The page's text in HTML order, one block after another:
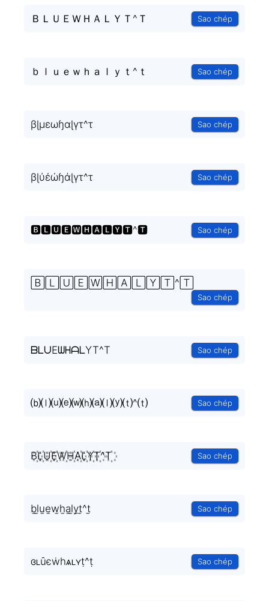
ＢＬＵＥＷＨＡＬＹＴ^Ｔ Sao chép
ｂｌｕｅｗｈａｌｙｔ^ｔ Sao chép
βɭμεωɧαɭγτ^τ Sao chép
βɭύέώɧάɭγτ^τ Sao chép
🅱🅻🆄🅴🆆🅷🅰🅻🆈🆃^🆃 Sao chép
🄱🄻🅄🄴🅆🄷🄰🄻🅈🅃^🅃
Sao chép
ᗷᒪᑌEᗯᕼᗩᒪYT^T Sao chép
⒝⒧⒰⒠⒲⒣⒜⒧⒴⒯^⒯ Sao chép
B꙰L꙰U꙰E꙰W꙰H꙰A꙰L꙰Y꙰T꙰^T꙰ Sao chép
b̫l̫u̫e̫w̫h̫a̫l̫y̫t̫^t̫ Sao chép
ɞʟȗєẇһѧʟʏṭ^ṭ Sao chép